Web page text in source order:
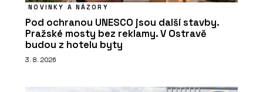
NOVINKY A NÁZORY
Pod ochranou UNESCO jsou další stavby.
Pražské mosty bez reklamy. V Ostravě
budou z hotelu byty
3. 8. 2026